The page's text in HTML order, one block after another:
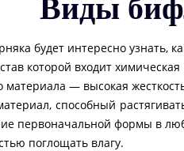
Виды
будет интересно узнать,
которой входит
— высокая
способный
первоначальной формы в
поглощать влагу.